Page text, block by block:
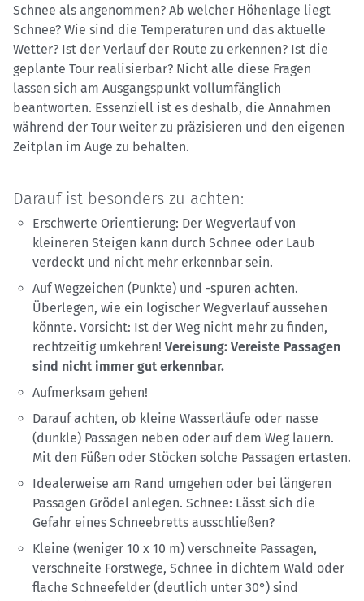
Schnee als angenommen? Ab welcher Höhenlage liegt
Schnee? Wie sind die Temperaturen und das aktuelle
Wetter? Ist der Verlauf der Route zu erkennen? Ist die
geplante Tour realisierbar? Nicht alle diese Fragen
lassen sich am Ausgangspunkt vollumfänglich
beantworten. Essenziell ist es deshalb, die Annahmen
während der Tour weiter zu präzisieren und den eigenen
Zeitplan im Auge zu behalten.
Darauf ist besonders zu achten:
Erschwerte Orientierung: Der Wegverlauf von
kleineren Steigen kann durch Schnee oder Laub
verdeckt und nicht mehr erkennbar sein.
Auf Wegzeichen (Punkte) und -spuren achten.
Überlegen, wie ein logischer Wegverlauf aussehen
könnte. Vorsicht: Ist der Weg nicht mehr zu finden,
rechtzeitig umkehren! Vereisung: Vereiste Passagen
sind nicht immer gut erkennbar.
Aufmerksam gehen!
Darauf achten, ob kleine Wasserläufe oder nasse
(dunkle) Passagen neben oder auf dem Weg lauern.
Mit den Füßen oder Stöcken solche Passagen ertasten.
Idealerweise am Rand umgehen oder bei längeren
Passagen Grödel anlegen. Schnee: Lässt sich die
Gefahr eines Schneebretts ausschließen?
Kleine (weniger 10 x 10 m) verschneite Passagen,
verschneite Forstwege, Schnee in dichtem Wald oder
flache Schneefelder (deutlich unter 30°) sind